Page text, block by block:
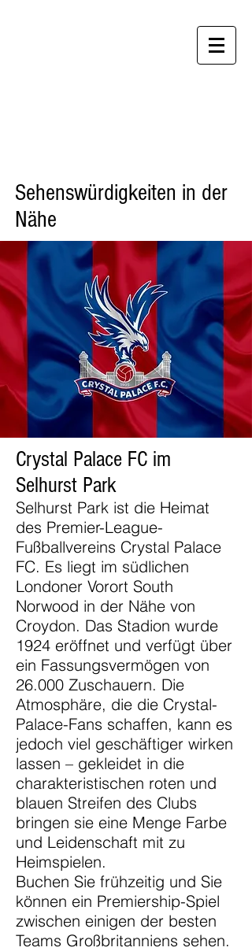
Sehenswürdigkeiten in der
Nähe
Crystal Palace FC im
Selhurst Park
Selhurst Park ist die Heimat
des Premier-League-
Fußballvereins Crystal Palace
FC. Es liegt im südlichen
Londoner Vorort South
Norwood in der Nähe von
Croydon. Das Stadion wurde
1924 eröffnet und verfügt über
ein Fassungsvermögen von
26.000 Zuschauern. Die
Atmosphäre, die die Crystal-
Palace-Fans schaffen, kann es
jedoch viel geschäftiger wirken
lassen – gekleidet in die
charakteristischen roten und
blauen Streifen des Clubs
bringen sie eine Menge Farbe
und Leidenschaft mit zu
Heimspielen.
Buchen Sie frühzeitig und Sie
können ein Premiership-Spiel
zwischen einigen der besten
Teams Großbritanniens sehen.